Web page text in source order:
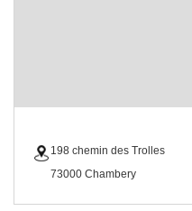
198 chemin des Trolles
73000 Chambery